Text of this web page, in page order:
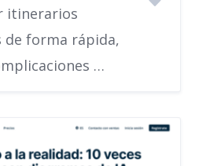
itinerarios
de forma rápida,
…